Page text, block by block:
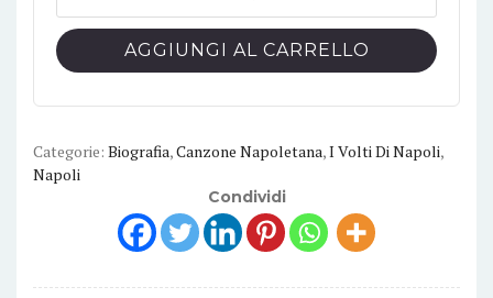
BASSO
di
Roberto
Edizioni
MEA
AGGIUNGI AL CARRELLO
Categorie: Biografia,Canzone Napoletana,I Volti Di Napoli,
Napoli
Condividi